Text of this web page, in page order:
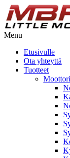
Menu
Etusivulle
Ota yhteyttä
Tuotteet